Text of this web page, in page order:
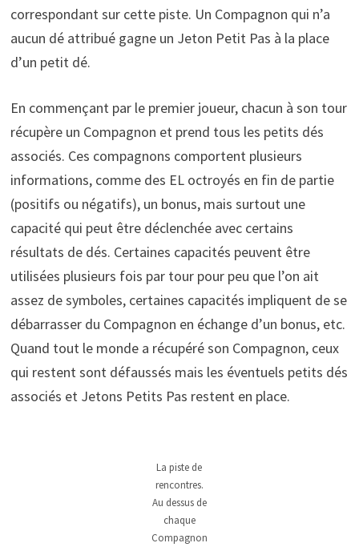
correspondant sur cette piste. Un Compagnon qui n’a
aucun dé attribué gagne un Jeton Petit Pas à la place
d’un petit dé.
En commençant par le premier joueur, chacun à son tour
récupère un Compagnon et prend tous les petits dés
associés. Ces compagnons comportent plusieurs
informations, comme des EL octroyés en fin de partie
(positifs ou négatifs), un bonus, mais surtout une
capacité qui peut être déclenchée avec certains
résultats de dés. Certaines capacités peuvent être
utilisées plusieurs fois par tour pour peu que l’on ait
assez de symboles, certaines capacités impliquent de se
débarrasser du Compagnon en échange d’un bonus, etc.
Quand tout le monde a récupéré son Compagnon, ceux
qui restent sont défaussés mais les éventuels petits dés
associés et Jetons Petits Pas restent en place.
La piste de
rencontres.
Au dessus de
chaque
Compagnon